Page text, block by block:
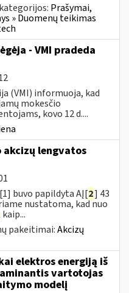
Prašymai,
» Duomenų teikimas
- VMI pradeda
(VMI) informuoja, kad
mokesčio
kovo 12 d....
lengvatos
buvo papildyta AĮ[2] 43
nustatoma, kad nuo
kaip...
pakeitimai:Akcizų
elektros energiją iš
vartotojas
modelį